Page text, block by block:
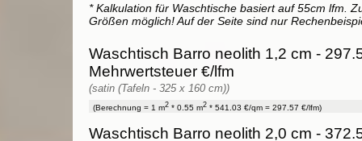
* Kalkulation für Waschtische basiert auf 55cm lfm.
Größen möglich! Auf der Seite sind nur
Waschtisch Barro neolith 1,2 cm -
Mehrwertsteuer €/lfm
(satin (Tafeln - 325 x 160 cm))
(Berechnung = 1 m2 * 0.55 m2 * 541.03 €/qm = 297.57 €/lfm)
Waschtisch Barro neolith 2,0 cm -